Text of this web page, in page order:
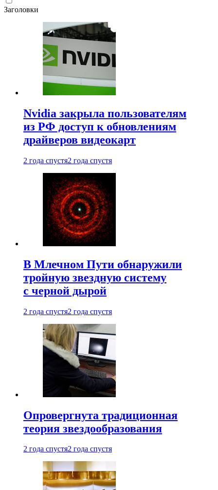
Заголовки
Nvidia закрыла пользователям
из РФ доступ к обновлениям
драйверов видеокарт
2 года спустя2 года спустя
В Млечном Пути обнаружили
тройную звездную систему
с черной дырой
2 года спустя2 года спустя
Опровергнута традиционная
теория звездообразования
2 года спустя2 года спустя